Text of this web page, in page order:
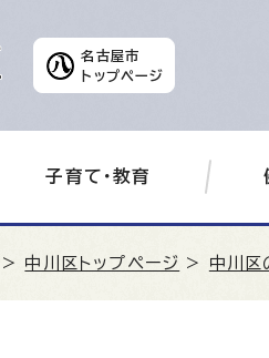
名古屋市
トップページ
子育て・教育
> 中川区トップページ > 中川区